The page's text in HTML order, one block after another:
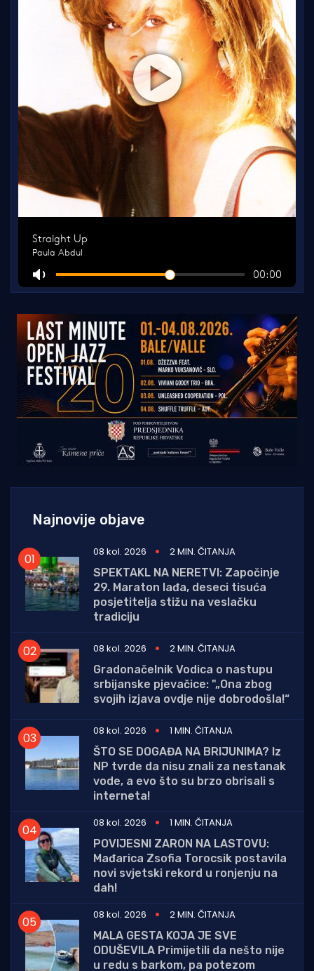
Najnovije objave
08 kol. 2026
2 MIN. ČITANJA
SPEKTAKL NA NERETVI: Započinje
29. Maraton lađa, deseci tisuća
posjetitelja stižu na veslačku
tradiciju
08 kol. 2026
2 MIN. ČITANJA
Gradonačelnik Vodica o nastupu
srbijanske pjevačice: "„Ona zbog
svojih izjava ovdje nije dobrodošla!“
08 kol. 2026
1 MIN. ČITANJA
ŠTO SE DOGAĐA NA BRIJUNIMA? Iz
NP tvrde da nisu znali za nestanak
vode, a evo što su brzo obrisali s
interneta!
08 kol. 2026
1 MIN. ČITANJA
POVIJESNI ZARON NA LASTOVU:
Mađarica Zsofia Torocsik postavila
novi svjetski rekord u ronjenju na
dah!
08 kol. 2026
2 MIN. ČITANJA
MALA GESTA KOJA JE SVE
ODUŠEVILA Primijetili da nešto nije
u redu s barkom, pa potezom